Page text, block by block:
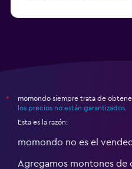
*
momondo siempre trata de
los precios no están garantizados
Esta es la razón:
momondo no es el
Agregamos montones de